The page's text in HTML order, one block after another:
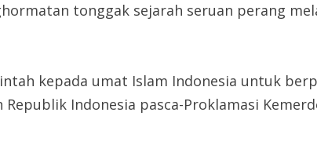
tonggak sejarah seruan perang
kepada umat Islam Indonesia untuk
Indonesia pasca-Proklamasi